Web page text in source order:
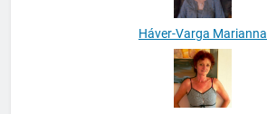
Háver-Varga Marianna